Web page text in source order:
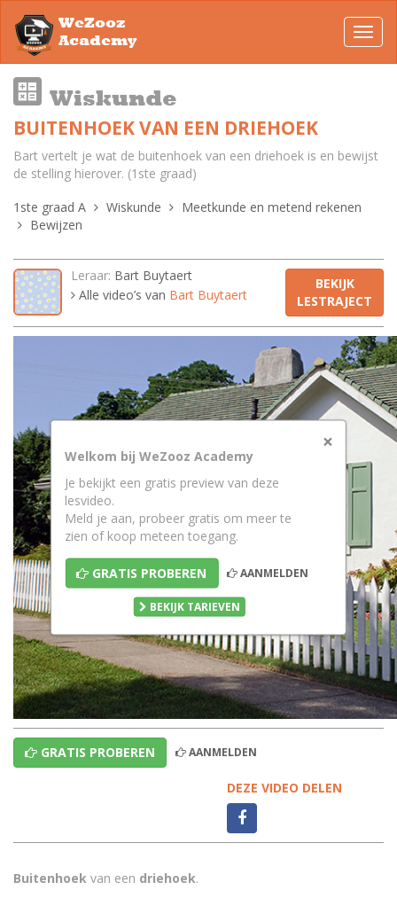
WeZooz
Academy
Wiskunde
BUITENHOEK VAN EEN DRIEHOEK
Bart vertelt je wat de buitenhoek van een driehoek is en bewijst
de stelling hierover. (1ste graad)
1ste graad A
Wiskunde
Meetkunde en metend rekenen
Bewijzen
Leraar: Bart Buytaert
Alle video’s van Bart Buytaert
BEKIJK
LESTRAJECT
×
Welkom bij WeZooz Academy
Je bekijkt een gratis preview van deze
lesvideo.
Meld je aan, probeer gratis om meer te
zien of koop meteen toegang.
GRATIS PROBEREN AANMELDEN
BEKIJK TARIEVEN
GRATIS PROBEREN AANMELDEN
DEZE VIDEO DELEN
Buitenhoek van een driehoek.